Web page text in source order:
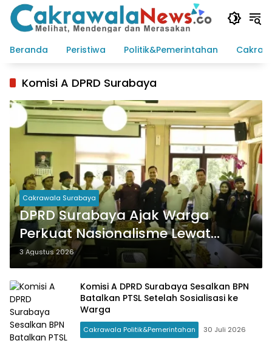
Langsung
konten
Beranda
Peristiwa Politik&Pemerintahan
Komisi A DPRD Surabaya
Cakrawala Surabaya
DPRD Surabaya Ajak Warga
Perkuat Nasionalisme Lewat
Pengibaran Merah Putih
3 Agustus 2026
Komisi A DPRD Surabaya Sesalkan BPN
Batalkan PTSL Setelah Sosialisasi ke
Warga
Cakrawala Politik&Pemerintahan 30 Juli 2026